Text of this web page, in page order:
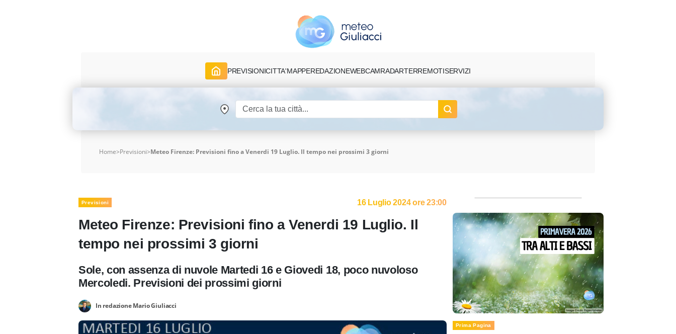
PREVISIONICITTA'MAPPEREDAZIONEWEBCAMRADARTERREMOTISERVIZI
Home>Previsioni>Meteo Firenze: Previsioni fino a Venerdi 19 Luglio. Il tempo nei prossimi 3 giorni
Previsioni 16 Luglio 2024 ore 23:00
Meteo Firenze: Previsioni fino a Venerdi 19 Luglio. Il
tempo nei prossimi 3 giorni
Sole, con assenza di nuvole Martedi 16 e Giovedi 18, poco nuvoloso
Mercoledi. Previsioni dei prossimi giorni
In redazione Mario Giuliacci
Prima Pagina